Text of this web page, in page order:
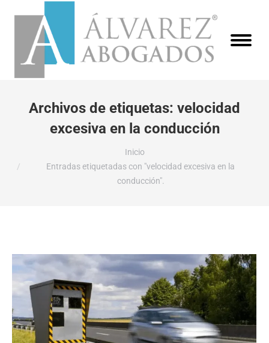
Archivos de etiquetas: velocidad
excesiva en la conducción
Inicio
Entradas etiquetadas con "velocidad excesiva en la
conducción".